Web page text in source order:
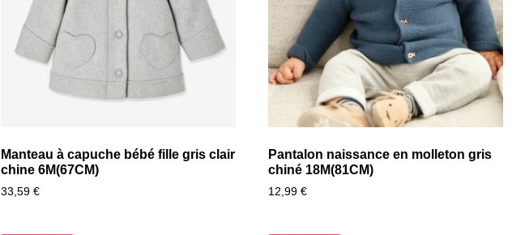
Manteau à capuche bébé fille gris clair
chine 6M(67CM)
33,59 €
Pantalon naissance en molleton gris
chiné 18M(81CM)
12,99 €